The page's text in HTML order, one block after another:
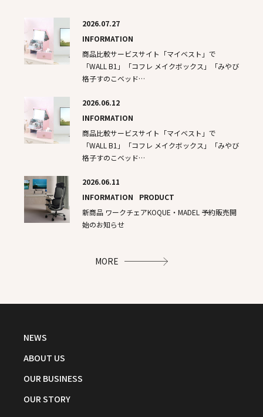
2026.07.27
INFORMATION
商品比較サービスサイト「マイベスト」で
「WALL B1」「コフレ メイクボックス」「みやび
格子すのこベッド…
2026.06.12
INFORMATION
商品比較サービスサイト「マイベスト」で
「WALL B1」「コフレ メイクボックス」「みやび
格子すのこベッド…
2026.06.11
INFORMATION
PRODUCT
新商品​ ワークチェアKOQUE・MADEL 予約販売開
始のお知らせ
MORE
NEWS
ABOUT US
OUR BUSINESS
OUR STORY